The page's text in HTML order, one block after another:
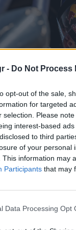
- Do Not Process
opt-out of the sale,
for targeted
selection. Please
interest-based
to third
of your personal
This information may
Participants that may
Data Processing Opt
Μυλωνάς|
Ντακάρ:
οι